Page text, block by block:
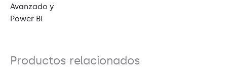
Avanzado y
Power BI
Productos relacionados